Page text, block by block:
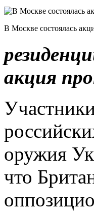
В Москве состоялась
акция
оружия
что